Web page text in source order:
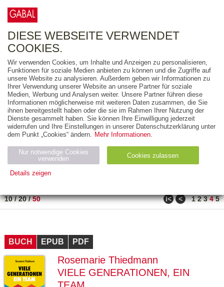
FREITEXT
AUSGABEART
AUS DER REIHE
ZUM THEMA
Neuerscheinung
Bestseller
PREIS
10/20/50 ǀ< < 1 2 3 4 5
BUCH EPUB PDF
Rosemarie Thiedmann
VIELE GENERATIONEN, EIN
DIESE WEBSEITE VERWENDET
COOKIES.
Wir verwenden Cookies, um Inhalte und Anzeigen zu personalisieren,
Funktionen für soziale Medien anbieten zu können und die Zugriffe auf
unsere Website zu analysieren. Außerdem geben wir Informationen zu
Ihrer Verwendung unserer Website an unsere Partner für soziale
Medien, Werbung und Analysen weiter. Unsere Partner führen diese
Informationen möglicherweise mit weiteren Daten zusammen, die Sie
ihnen bereitgestellt haben oder die sie im Rahmen Ihrer Nutzung der
Dienste gesammelt haben. Sie können Ihre Einwilligung jederzeit
widerrufen und Ihre Einstellungen in unserer Datenschutzerklärung unter
dem Punkt „Cookies“ ändern. Mehr Informationen.
Nur notwendige Cookies
verwenden
Cookies zulassen
Details zeigen
Name Zweck
ESSION
_ID
verlag.
de
Session verwendet
GV_CO
OKIES
gabal-
Speichert den Zustimmungsstatus des
Domäne.